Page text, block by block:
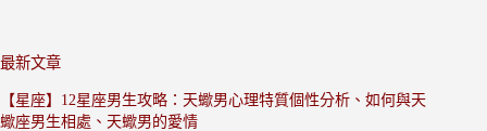
最新文章
【星座】12星座男生攻略：天蠍男心理特質個性分析、如何與天
蠍座男生相處、天蠍男的愛情